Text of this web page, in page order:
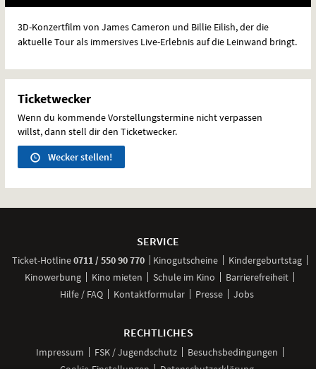
3D-Konzertfilm von James Cameron und Billie Eilish, der die
aktuelle Tour als immersives Live-Erlebnis auf die Leinwand bringt.
Ticketwecker
Wenn du kommende Vorstellungstermine nicht verpassen
willst, dann stell dir den Ticketwecker.
Wecker stellen!
SERVICE
Ticket-Hotline0711 / 550 90 770anrufen
Kinogutscheine
Kindergeburtstag
Kinowerbung
Kino mieten Schule im Kino
Barrierefreiheit
Hilfe / FAQ
Kontaktformular Presse Jobs
RECHTLICHES
Impressum FSK / Jugendschutz
Besuchsbedingungen